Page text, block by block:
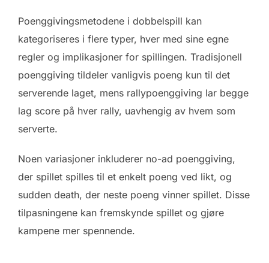
Poenggivingsmetodene i dobbelspill kan
kategoriseres i flere typer, hver med sine egne
regler og implikasjoner for spillingen. Tradisjonell
poenggiving tildeler vanligvis poeng kun til det
serverende laget, mens rallypoenggiving lar begge
lag score på hver rally, uavhengig av hvem som
serverte.
Noen variasjoner inkluderer no-ad poenggiving,
der spillet spilles til et enkelt poeng ved likt, og
sudden death, der neste poeng vinner spillet. Disse
tilpasningene kan fremskynde spillet og gjøre
kampene mer spennende.